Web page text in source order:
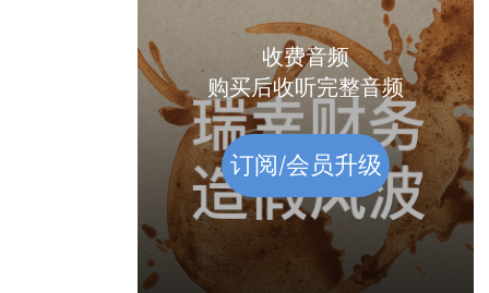
收费音频
购买后收听完整音频
订阅/会员升级